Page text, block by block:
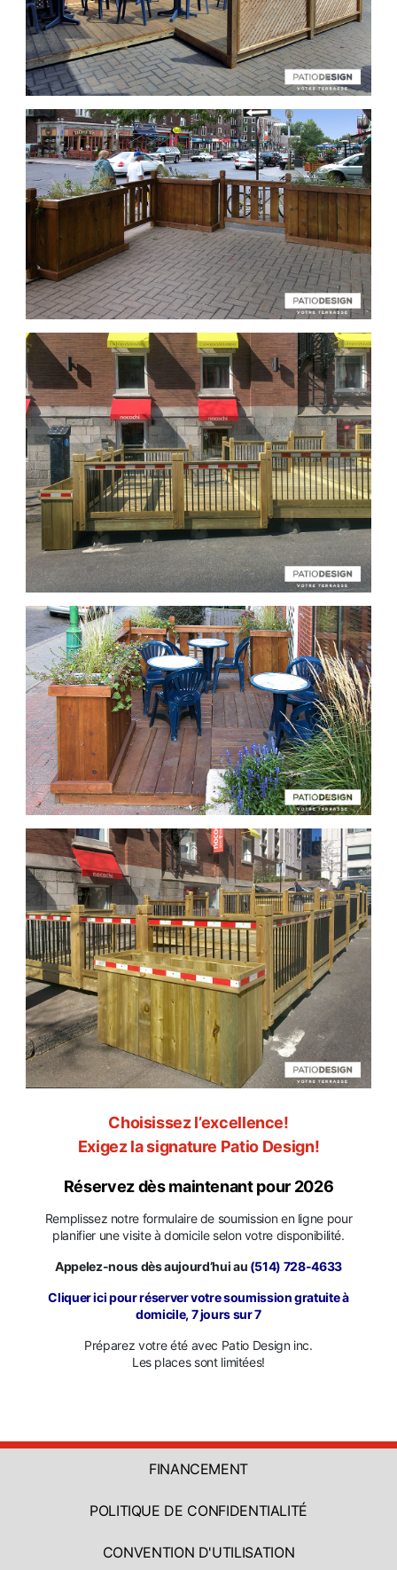
Choisissez l’excellence!
Exigez la signature Patio Design!
Réservez dès maintenant pour 2026
Remplissez notre formulaire de soumission en ligne pour
planifier une visite à domicile selon votre disponibilité.
Appelez-nous dès aujourd’hui au (514) 728-4633
Cliquer ici pour réserver votre soumission gratuite à
domicile, 7 jours sur 7
Préparez votre été avec Patio Design inc.
Les places sont limitées!
FINANCEMENT
POLITIQUE DE CONFIDENTIALITÉ
CONVENTION D'UTILISATION